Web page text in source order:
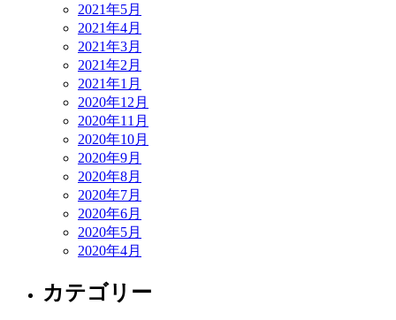
2021年5月
2021年4月
2021年3月
2021年2月
2021年1月
2020年12月
2020年11月
2020年10月
2020年9月
2020年8月
2020年7月
2020年6月
2020年5月
2020年4月
カテゴリー